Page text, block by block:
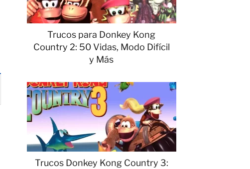
Trucos para Donkey Kong
Country 2: 50 Vidas, Modo Difícil
y Más
Trucos Donkey Kong Country 3: